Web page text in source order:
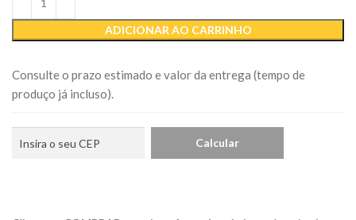
ADICIONAR AO CARRINHO
Consulte o prazo estimado e valor da entrega (tempo de
produço já incluso).